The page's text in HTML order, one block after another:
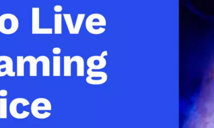
Privacy e Sicurezza
Monetizzazione Video